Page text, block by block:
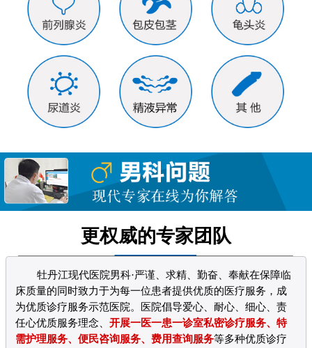
更权威的专家团队
牡丹江现代医院男科·严谨、求精、勤奋、奉献在保障临
床质量的同时致力于为每一位患者提供优质的医疗服务，成
为优质诊疗服务示范医院。医院倡导爱心、耐心、细心、责
任心优质服务理念、开展一医一患一诊室私密诊疗服务、特
需护理服务、便民咨询服务、费用查询服务等多种优质诊疗